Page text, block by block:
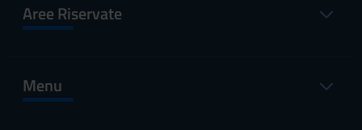
Aree Riservate
Menu